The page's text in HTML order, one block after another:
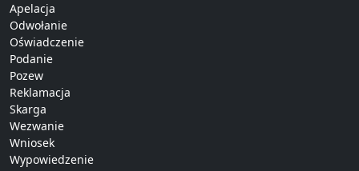
Apelacja
Odwołanie
Oświadczenie
Podanie
Pozew
Reklamacja
Skarga
Wezwanie
Wniosek
Wypowiedzenie